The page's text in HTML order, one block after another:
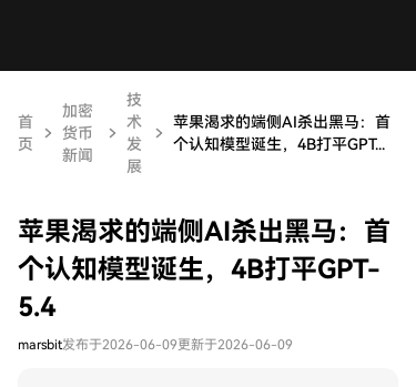
首
页
加密
货币
新闻
技
术
发
展
苹果渴求的端侧AI杀出黑马：首
个认知模型诞生，4B打平GPT...
苹果渴求的端侧AI杀出黑马：首
个认知模型诞生，4B打平GPT-
5.4
marsbit发布于2026-06-09更新于2026-06-09